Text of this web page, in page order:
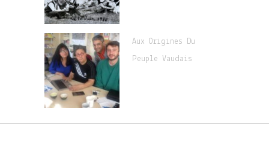
Aux Origines Du
Peuple Vaudais